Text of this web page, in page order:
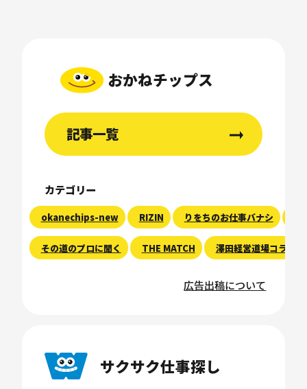
おかねチップス
記事一覧
カテゴリー
okanechips-new RIZIN りをちのお仕事バナシ
その道のプロに聞く THE MATCH 澤田経営道場コラム
広告出稿について
サクサク仕事探し